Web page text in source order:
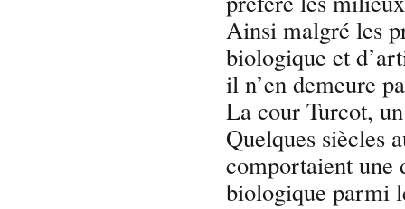
Ainsi malgré les
biologique et
il n’en demeure
La cour Turcot,
Quelques siècles
comportaient une
biologique parmi